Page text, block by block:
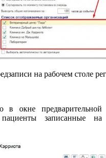
на рабочем столе
в окне предварительной
записанные на